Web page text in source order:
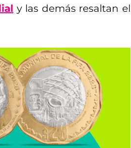
y las demás resaltan el